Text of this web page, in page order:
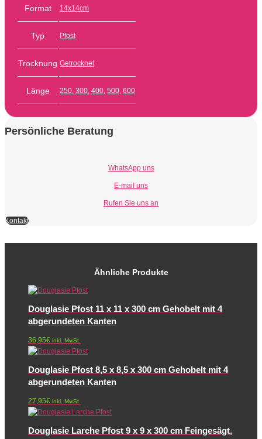
Format 14x14cm
Typ Pfost
Trocknung Getrocknet
Länge 250, 300, 400, 500, 600
Persönliche Beratung
WhatsApp uns
E-mail uns
Rufen Sie uns an
Kontakt
Ähnliche Produkte
Douglasie Pfost 11 x 11 x 300 cm Gehobelt mit 4
abgerundeten Kanten
36,95€ inkl. MwSt.
Douglasie Pfost 8,5 x 8,5 x 300 cm Gehobelt mit 4
abgerundeten Kanten
27,95€ inkl. MwSt.
Douglasie Larche Pfost 9 x 9 x 300 cm Feingesägt,